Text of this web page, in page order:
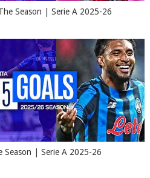
Season | Serie A 2025-26
Season | Serie A 2025-26